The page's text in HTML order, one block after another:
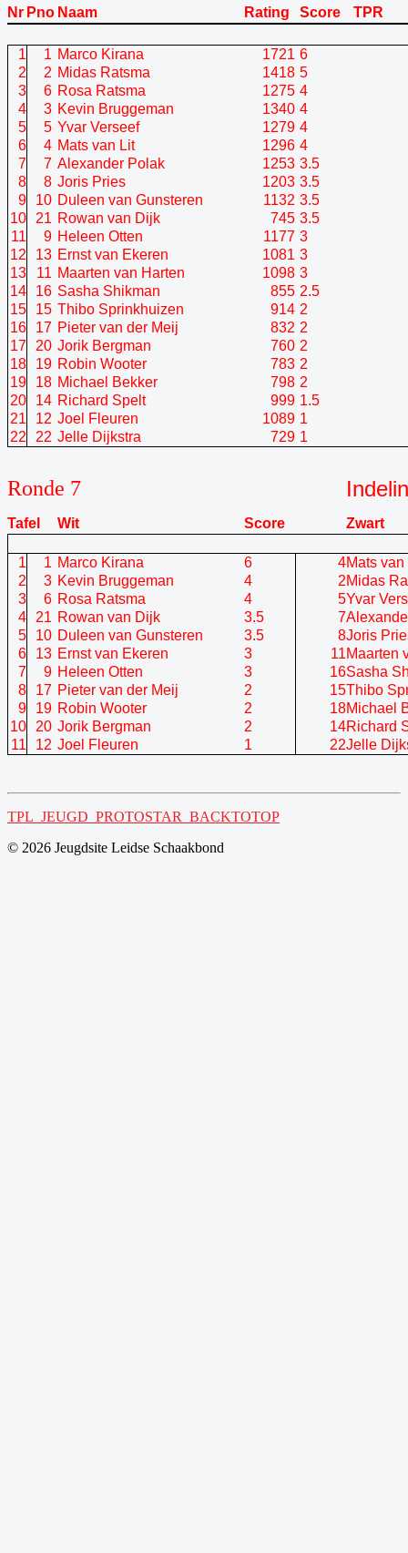
Nr Pno Naam Rating Score TPR
1 1 Marco Kirana 1721 6
2
2 Midas Ratsma 1418 5
3
6 Rosa Ratsma 1275 4
4
3 Kevin Bruggeman 1340 4
5
5 Yvar Verseef 1279 4
6
4 Mats van Lit 1296 4
7
7 Alexander Polak 1253 3.5
8
8 Joris Pries 1203 3.5
9
10 Duleen van Gunsteren 1132 3.5
10
21 Rowan van Dijk 745 3.5
11
9 Heleen Otten 1177 3
12
13 Ernst van Ekeren 1081 3
13
11 Maarten van Harten 1098 3
14
16 Sasha Shikman 855 2.5
15
15 Thibo Sprinkhuizen 914 2
16
17 Pieter van der Meij 832 2
17
20 Jorik Bergman 760 2
18
19 Robin Wooter 783 2
19
18 Michael Bekker 798 2
20
14 Richard Spelt 999 1.5
21
12 Joel Fleuren 1089 1
22
22 Jelle Dijkstra 729 1
Ronde 7
Tafel Wit Score Zwart
1 1 Marco Kirana 6 4Mats van
2
3 Kevin Bruggeman 4 2Midas
3
6 Rosa Ratsma 4 5Yvar
4
21 Rowan van Dijk 3.5 7
5
10 Duleen van Gunsteren 3.5 8Joris
6
13 Ernst van Ekeren 3 11Maarten
7
9 Heleen Otten 3 16Sasha
8
17 Pieter van der Meij 2 15Thibo
9
19 Robin Wooter 2 18Michael
10
20 Jorik Bergman 2 14Richard
11
12 Joel Fleuren 1 22Jelle
TPL_JEUGD_PROTOSTAR_BACKTOTOP
© 2026 Jeugdsite Leidse Schaakbond